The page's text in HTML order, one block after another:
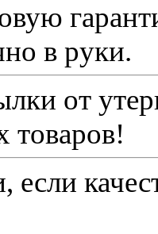
в руки.
от
товаров!
если